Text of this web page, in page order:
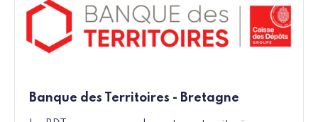
Banque des Territoires - Bretagne